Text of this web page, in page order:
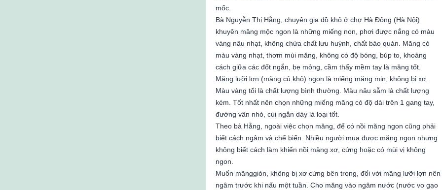
mốc.
Bà Nguyễn Thị Hằng, chuyên gia đồ khô ở chợ Hà Đông (Hà Nội)
khuyên măng mộc ngon là những miếng non, phơi được nắng có màu
vàng nâu nhạt, không chứa chất lưu huỳnh, chất bảo quản. Măng có
màu vàng nhạt, thơm mùi măng, không có độ bóng, búp to, khoảng
cách giữa các đốt ngắn, bẹ mỏng, cầm thấy mềm tay là măng tốt.
Măng lưỡi lợn (măng củ khô) ngon là miếng măng mịn, không bị xơ.
Màu vàng tối là chất lượng bình thường. Màu nâu sẫm là chất lượng
kém. Tốt nhất nên chọn những miếng măng có độ dài trên 1 gang tay,
đường vân nhỏ, cùi ngắn dày là loại tốt.
Theo bà Hằng, ngoài việc chọn măng, để có nồi măng ngon cũng phải
biết cách ngâm và chế biến. Nhiều người mua được măng ngon nhưng
không biết cách làm khiến nồi măng xơ, cứng hoặc có mùi vị không
ngon.
Muốn mănggiòn, không bị xơ cứng bên trong, đối với măng lưỡi lợn nên
ngâm trước khi nấu một tuần. Cho măng vào ngâm nước (nước vo gạo